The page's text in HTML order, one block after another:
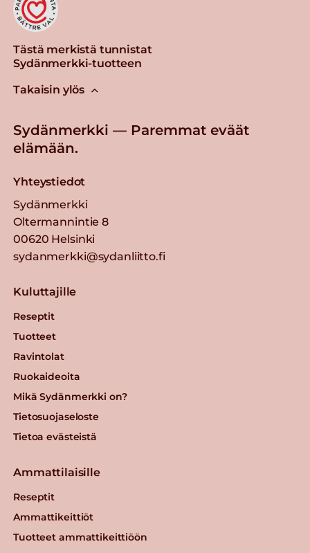
Tästä merkistä tunnistat
Sydänmerkki-tuotteen
Takaisin ylös
Sydänmerkki — Paremmat eväät
elämään.
Yhteystiedot
Sydänmerkki
Oltermannintie 8
00620 Helsinki
sydanmerkki@sydanliitto.fi
Kuluttajille
Reseptit
Tuotteet
Ravintolat
Ruokaideoita
Mikä Sydänmerkki on?
Tietosuojaseloste
Tietoa evästeistä
Ammattilaisille
Reseptit
Ammattikeittiöt
Tuotteet ammattikeittiöön